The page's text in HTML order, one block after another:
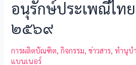
อนุรักษ์ประเพณีไท
๒๕๖๙
การผลิตบัณฑิต,กิจกรรม,ข่าวสาร,ทำนุบ
แบนเนอร์